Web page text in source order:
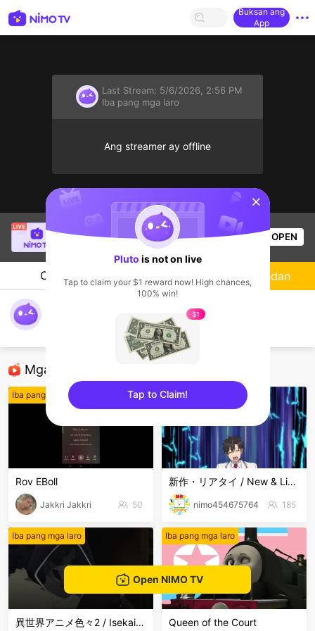
Buksan ang
App
Last Stream: 5/6/2026, 2:56 PM
Iba pang mga laro
Ang streamer ay offline
is live!
League of Legends
4.3k Views OPEN
Chat Streamer
Mga Nirerekominda Na Mga Streamer
Iba pang mga laro
Rov EBoll
Jakkri Jakkri 50
Iba pang mga laro
新作・リアタイ / New & Live Streams
nimo454675764 185
Iba pang mga laro
異世界アニメ色々2 / Isekai Anime Mix2
Iba pang mga laro
Queen of the Court
Sundan
Open NIMO TV
sentinelStart
Pluto is not on live
Tap to claim your $1 reward now! High chances,
100% win!
$1
Tap to Claim!
sentinelEnd